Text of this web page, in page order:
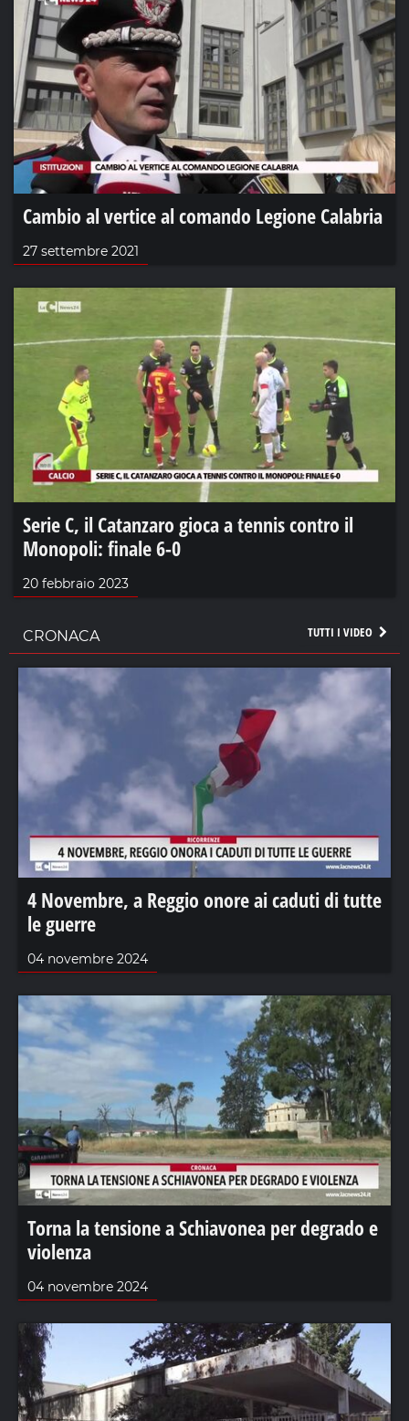
Cambio al vertice al comando Legione Calabria
27 settembre 2021
Serie C, il Catanzaro gioca a tennis contro il
Monopoli: finale 6-0
20 febbraio 2023
TUTTI I VIDEO
CRONACA
4 Novembre, a Reggio onore ai caduti di tutte
le guerre
04 novembre 2024
Torna la tensione a Schiavonea per degrado e
violenza
04 novembre 2024